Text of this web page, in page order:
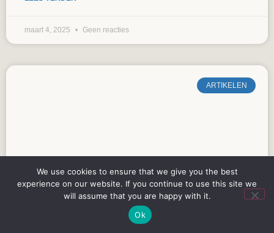
maart 4, 2025 Geen reacties
ARTIKELEN
We use cookies to ensure that we give you the best
experience on our website. If you continue to use this site we
will assume that you are happy with it.
Ok